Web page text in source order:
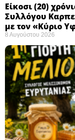
Eίκοσι (20)
Συλλόγου
με τον «Κύριο
8 Αυγούστου 2026